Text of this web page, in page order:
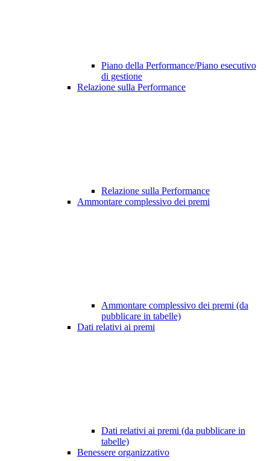
Piano della Performance/Piano esecutivo
di gestione
Relazione sulla Performance
Relazione sulla Performance
Ammontare complessivo dei premi
Ammontare complessivo dei premi (da
pubblicare in tabelle)
Dati relativi ai premi
Dati relativi ai premi (da pubblicare in
tabelle)
Benessere organizzativo